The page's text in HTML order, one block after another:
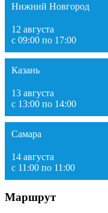
Нижний Новгород
12 августа
с 09:00 по 17:00
Казань
13 августа
с 13:00 по 14:00
Самара
14 августа
с 11:00 по 11:00
Маршрут